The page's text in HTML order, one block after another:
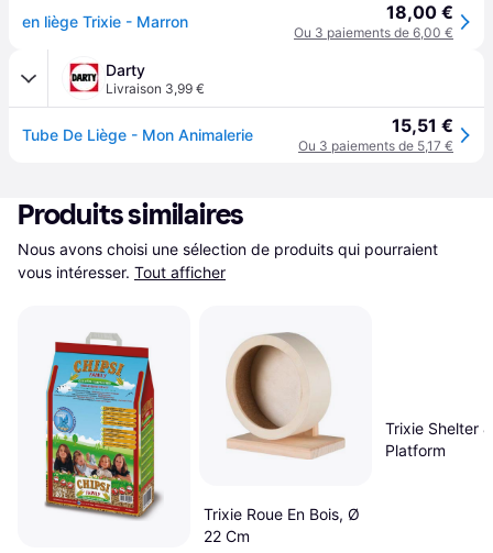
en liège Trixie - Marron 18,00 €
Ou 3 paiements de 6,00 €
Darty
Livraison 3,99 €
Tube De Liège - Mon Animalerie 15,51 €
Ou 3 paiements de 5,17 €
Produits similaires
Nous avons choisi une sélection de produits qui pourraient
vous intéresser. Tout afficher
Trixie Roue En Bois, Ø
22 Cm
Trixie Shelter &
Platform